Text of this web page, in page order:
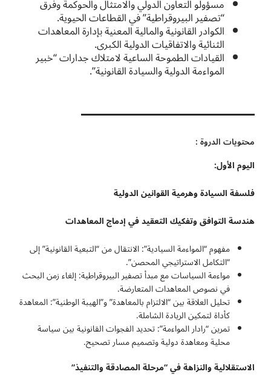
مسؤولو التعاون الدولي والامتثال والحوكمة وفرق
“تصفير البيروقراطية” في القطاعات الحيوية.
الكوادر القانونية والمالية المعنية بإدارة المعاهدات
الثنائية والاتفاقيات الدولية الكبرى.
القيادات الطموحة الساعية لامتلاك جدارات “خبير
المواءمة الدولية والسيادة القانونية”.
محتويات الدروة :
اليوم الأول:
فلسفة السيادة وهرمية القوانين الدولية
هندسة التوافق وتفكيك التعقيد في إدماج المعاهدات
مفهوم “المواءمة السيادية”: الانتقال من “التبعية القانونية” إلى
“التكامل الاستراتيجي المحصن”.
مواءمة السياسات مع مبدأ تصفير البيروقراطية: إلغاء زمن البحث
في نصوص المعاهدات المتعارضة.
تحليل العلاقة بين “الالتزام بالمعاهدة” و”الهيبة الوطنية”: المعاهدة
كأداة لتمكين الريادة الشاملة.
تمرين “رادار المواءمة”: تحديد الفجوات القانونية بين سياسة
محلية ومعاهدة دولية وتصميم مسار تصحيح.
الاستقلالية والنزاهة في “مرحلة المصادقة والتنفيذ“